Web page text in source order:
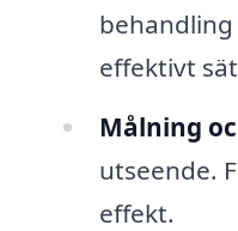
effektivt
Målning
utseende.
effekt.